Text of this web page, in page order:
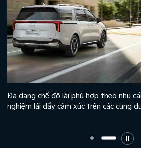
Đa dạng chế độ lái phù hợp theo nhu
nghiệm lái đầy cảm xúc trên các cung